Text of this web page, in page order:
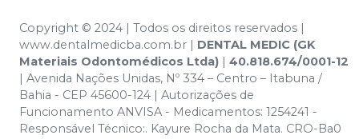
Copyright © 2024 | Todos os direitos reservados |
www.dentalmedicba.com.br | DENTAL MEDIC (GK
Materiais Odontomédicos Ltda) | 40.818.674/0001-12
| Avenida Nações Unidas, Nº 334 – Centro – Itabuna /
Bahia - CEP 45600-124 | Autorizações de
Funcionamento ANVISA - Medicamentos: 1254241 -
Responsável Técnico:. Kayure Rocha da Mata. CRO-Ba0